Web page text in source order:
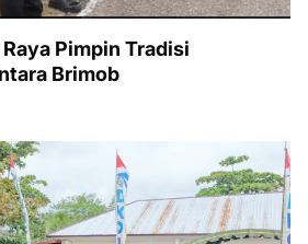
Pimpin Tradisi
Brimob